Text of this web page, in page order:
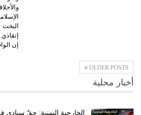
إن
OLDER POSTS
أخبار محلية
الخارجية اليمنية: حقٌ سيادي